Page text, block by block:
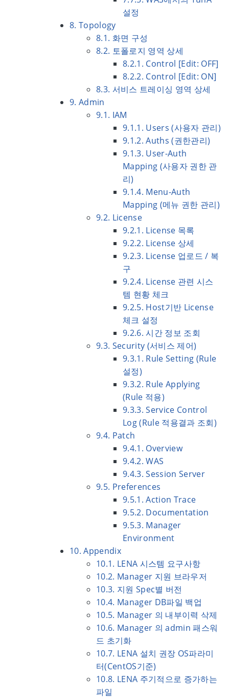
설정
8. Topology
8.1. 화면 구성
8.2. 토폴로지 영역 상세
8.2.1. Control [Edit: OFF]
8.2.2. Control [Edit: ON]
8.3. 서비스 트레이싱 영역 상세
9. Admin
9.1. IAM
9.1.1. Users (사용자 관리)
9.1.2. Auths (권한관리)
9.1.3. User-Auth
Mapping (사용자 권한 관
리)
9.1.4. Menu-Auth
Mapping (메뉴 권한 관리)
9.2. License
9.2.1. License 목록
9.2.2. License 상세
9.2.3. License 업로드 / 복
구
9.2.4. License 관련 시스
템 현황 체크
9.2.5. Host기반 License
체크 설정
9.2.6. 시간 정보 조회
9.3. Security (서비스 제어)
9.3.1. Rule Setting (Rule
설정)
9.3.2. Rule Applying
(Rule 적용)
9.3.3. Service Control
Log (Rule 적용결과 조회)
9.4. Patch
9.4.1. Overview
9.4.2. WAS
9.4.3. Session Server
9.5. Preferences
9.5.1. Action Trace
9.5.2. Documentation
9.5.3. Manager
Environment
10. Appendix
10.1. LENA 시스템 요구사항
10.2. Manager 지원 브라우저
10.3. 지원 Spec별 버전
10.4. Manager DB파일 백업
10.5. Manager 의 내부이력 삭제
10.6. Manager 의 admin 패스워
드 초기화
10.7. LENA 설치 권장 OS파라미
터(CentOS기준)
10.8. LENA 주기적으로 증가하는
파일